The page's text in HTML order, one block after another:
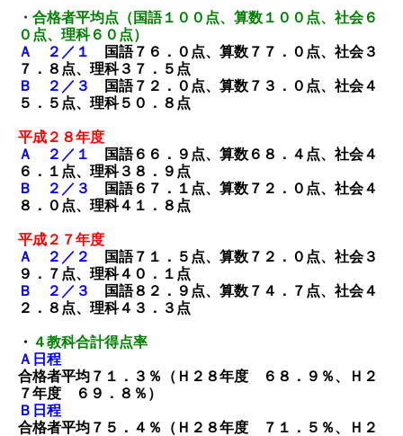
・ 合格者平均点（国語１００点、算数１００点、社会６
０点、理科６０点）
Ａ ２／１
国語７６．０点、算数７７．０点、社会３
７．８点、理科３７．５点
Ｂ ２／３
国語７２．０点、算数７３．０点、社会４
５．５点、理科５０．８点
平成２８年度
Ａ ２／１
国語６６．９点、算数６８．４点、社会４
６．１点、理科３８．９点
Ｂ ２／３
国語６７．１点、算数７２．０点、社会４
８．０点、理科４１．８点
平成２７年度
Ａ ２／２
国語７１．５点、算数７２．０点、社会３
９．７点、理科４０．１点
Ｂ ２／３
国語８２．９点、算数７４．７点、社会４
２．８点、理科４３．３点
・ ４教科合計得点率
Ａ日程
合格者平均７１．３％（Ｈ２８年度 ６８．９％、Ｈ２
７年度 ６９．８％）
Ｂ日程
合格者平均７５．４％（Ｈ２８年度 ７１．５％、Ｈ２